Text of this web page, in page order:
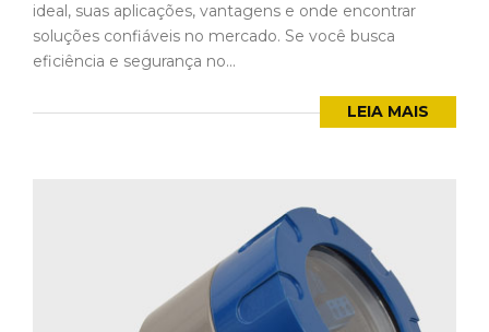
ideal, suas aplicações, vantagens e onde encontrar
soluções confiáveis no mercado. Se você busca
eficiência e segurança no...
LEIA MAIS